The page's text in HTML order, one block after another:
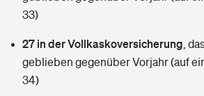
Tools
Hundehalter-Haftpflicht
Handyversicherung
Tools
Wer versichert was: Jetzt Versicherer
33)
27 in der Vollkaskoversicherung
geblieben gegenüber Vorjahr (auf
34)